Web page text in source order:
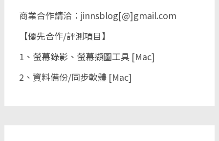
商業合作請洽：jinnsblog[@]gmail.com
【優先合作/評測項目】
1、螢幕錄影、螢幕擷圖工具 [Mac]
2、資料備份/同步軟體 [Mac]